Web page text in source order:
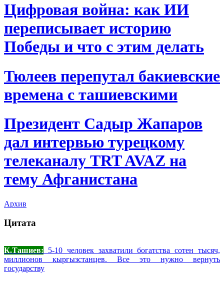
Цифровая война: как ИИ
переписывает историю
Победы и что с этим делать
Тюлеев перепутал бакиевские
времена с ташиевскими
Президент Садыр Жапаров
дал интервью турецкому
телеканалу TRT AVAZ на
тему Афганистана
Архив
Цитата
К.Ташиев: 5-10 человек захватили богатства сотен тысяч,
миллионов кыргызстанцев. Все это нужно вернуть
государству